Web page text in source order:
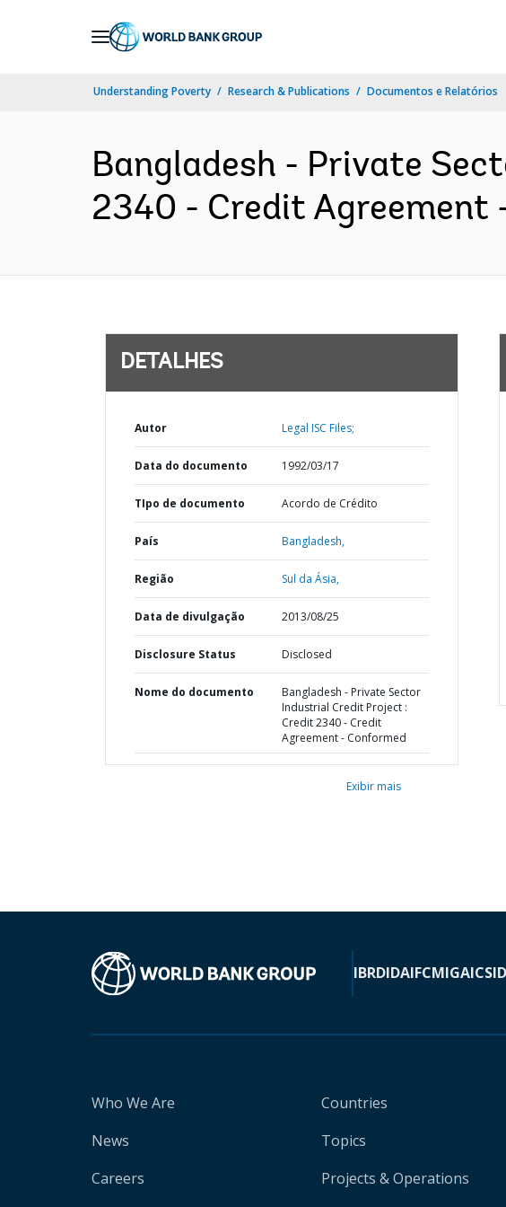
Understanding Poverty Research & Publications Documentos e Relatórios
Bangladesh - Private
2340 - Credit Agreement
DETALHES
Autor Legal ISC Files;
Data do documento 1992/03/17
TIpo de documento Acordo de Crédito
País Bangladesh,
Região Sul da Ásia,
Data de divulgação 2013/08/25
Disclosure Status Disclosed
Nome do documento
Bangladesh - Private Sector
Industrial Credit Project :
Credit 2340 - Credit
Agreement - Conformed
Exibir mais
IBRDIDAIFCMIGAICSID
Who We Are
News
Careers
Countries
Topics
Projects & Operations